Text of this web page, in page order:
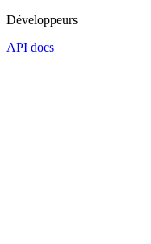
Développeurs
API docs